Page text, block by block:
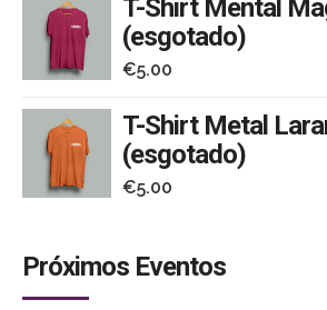
no sábado
Notícia no Rádio Clube Aguiarense
T-Shirt Mental
(esgotado)
€5.00
T-Shirt Metal
(esgotado)
€5.00
Próximos Eventos